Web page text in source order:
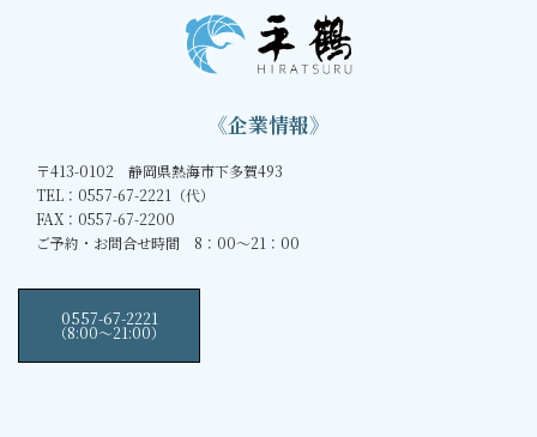
《企業情報》
〒413-0102 静岡県熱海市下多賀493
TEL：0557-67-2221（代）
FAX：0557-67-2200
ご予約・お問合せ時間 8：00～21：00
0557-67-2221
（8:00〜21:00）